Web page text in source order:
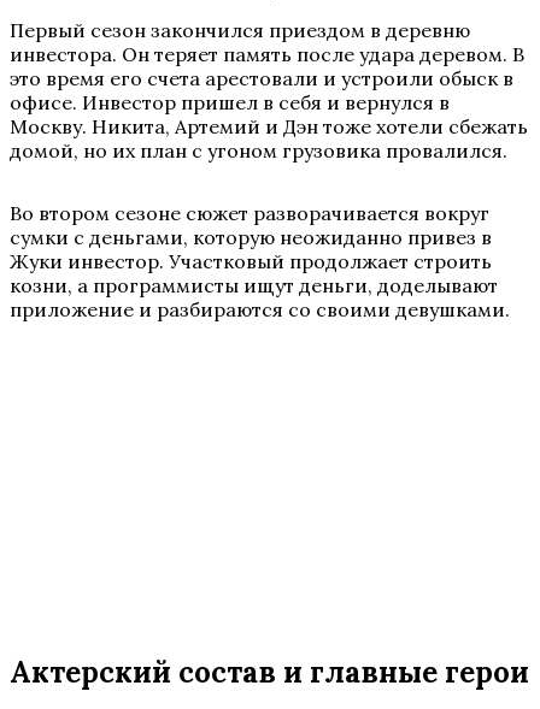
Первый сезон закончился приездом в деревню
инвестора. Он теряет память после удара деревом. В
это время его счета арестовали и устроили обыск в
офисе. Инвестор пришел в себя и вернулся в
Москву. Никита, Артемий и Дэн тоже хотели сбежать
домой, но их план с угоном грузовика провалился.
Во втором сезоне сюжет разворачивается вокруг
сумки с деньгами, которую неожиданно привез в
Жуки инвестор. Участковый продолжает строить
козни, а программисты ищут деньги, доделывают
приложение и разбираются со своими девушками.
Актерский состав и главные герои